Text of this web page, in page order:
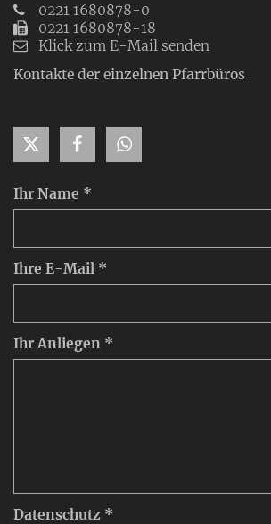
Ihr Name *
Ihre E-Mail *
Ihr Anliegen *
Datenschutz *
0221 1680878-0
0221 1680878-18
Klick zum E-Mail senden
Kontakte der einzelnen Pfarrbüros